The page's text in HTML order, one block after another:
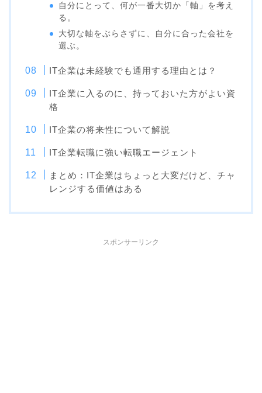
自分にとって、何が一番大切か「軸」を考え
る。
大切な軸をぶらさずに、自分に合った会社を
選ぶ。
IT企業は未経験でも通用する理由とは？
IT企業に入るのに、持っておいた方がよい資
格
IT企業の将来性について解説
IT企業転職に強い転職エージェント
まとめ：IT企業はちょっと大変だけど、チャ
レンジする価値はある
スポンサーリンク